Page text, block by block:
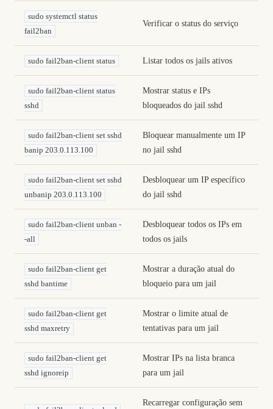
sudo systemctl status
fail2ban
Verificar o status do serviço
sudo fail2ban-client status Listar todos os jails ativos
sudo fail2ban-client status
sshd
Mostrar status e IPs
bloqueados do jail sshd
sudo fail2ban-client set sshd
banip 203.0.113.100
Bloquear manualmente um IP
no jail sshd
sudo fail2ban-client set sshd
unbanip 203.0.113.100
Desbloquear um IP específico
do jail sshd
sudo fail2ban-client unban -
-all
Desbloquear todos os IPs em
todos os jails
sudo fail2ban-client get
sshd bantime
Mostrar a duração atual do
bloqueio para um jail
sudo fail2ban-client get
sshd maxretry
Mostrar o limite atual de
tentativas para um jail
sudo fail2ban-client get
sshd ignoreip
Mostrar IPs na lista branca
para um jail
Recarregar configuração sem